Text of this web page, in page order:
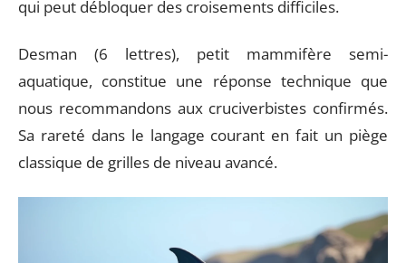
qui peut débloquer des croisements difficiles.
Desman (6 lettres), petit mammifère semi-
aquatique, constitue une réponse technique que
nous recommandons aux cruciverbistes confirmés.
Sa rareté dans le langage courant en fait un piège
classique de grilles de niveau avancé.